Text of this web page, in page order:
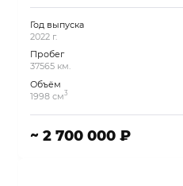
Год выпуска
2022 г.
Пробег
37565 км.
Объём
1998 см3
~ 2 700 000 ₽